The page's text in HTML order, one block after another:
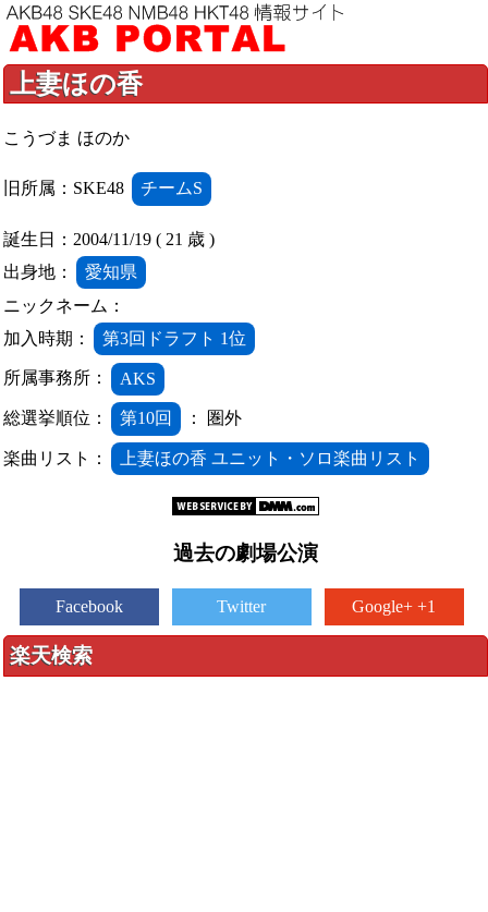
上妻ほの香
こうづま ほのか
旧所属：SKE48 チームS
誕生日：2004/11/19 ( 21 歳 )
出身地：
愛知県
ニックネーム：
加入時期：
第3回ドラフト 1位
所属事務所： AKS
総選挙順位： 第10回 ： 圏外
楽曲リスト： 上妻ほの香 ユニット・ソロ楽曲リスト
過去の劇場公演
Facebook Twitter Google+ +1
楽天検索